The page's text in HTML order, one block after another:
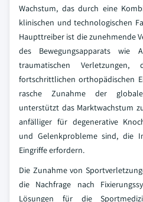
Wachstum, das durch eine
klinischen und technologischen
Haupttreiber ist die zunehmende
des Bewegungsapparats wie
traumatischen
fortschrittlichen orthopädischen
rasche Zunahme der
unterstützt das Marktwachstum
anfälliger für degenerative
und Gelenkprobleme sind, die
Eingriffe erfordern.
Die Zunahme von
die Nachfrage nach
Lösungen für die